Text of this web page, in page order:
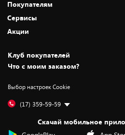
О нас
Адреса магазинов
Новости
Статьи и обзоры
Вакансии
Дай пять добру!
Покупателям
Как сделать заказ
Оплата и доставка
Безналичный расчёт
Обмен и возврат товара
Обработка персональных данных
Подарочные карты
Сервисы
Установка техники
Для игровых консолей
Для мобильных устройств
Для компьютеров
Сервисные центры
Акции
Скидки и промокоды
Белорусские товары
Бонусы
Оплата частями
Новинки
Клуб покупателей
Что с моим заказом?
Выбор настроек Cookie
(17) 359-59-59
Скачай мобильное